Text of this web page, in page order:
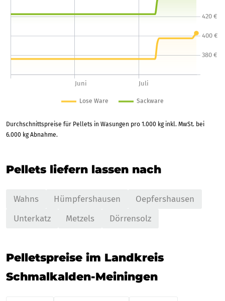
Durchschnittspreise für Pellets in Wasungen pro 1.000 kg inkl. MwSt. bei
6.000 kg Abnahme.
Pellets liefern lassen nach
Wahns Hümpfershausen
Oepfershausen
Unterkatz
Metzels Dörrensolz
Pelletspreise im Landkreis
Schmalkalden-Meiningen